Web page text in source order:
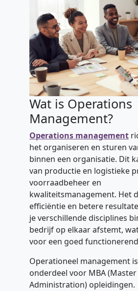
Wat is Operations
Management?
Operations management
het organiseren en sturen
binnen een organisatie. Dit
van productie en logistieke
voorraadbeheer en
kwaliteitsmanagement. Het
efficiëntie en betere
je verschillende disciplines
bedrijf op elkaar afstemt,
voor een goed
Operationeel management
onderdeel voor MBA (Master
Administration) opleidingen.